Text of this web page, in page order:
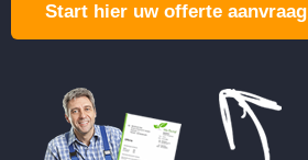
Start hier uw offerte aanvraag